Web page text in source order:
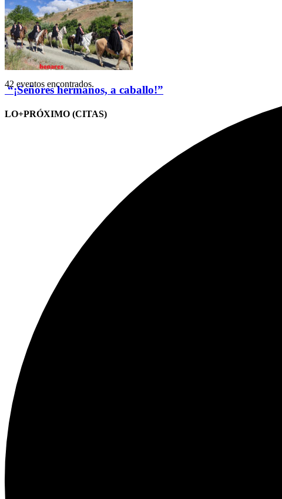
“¡Señores hermanos, a caballo!”
LO+PRÓXIMO (CITAS)
42 eventos encontrados.